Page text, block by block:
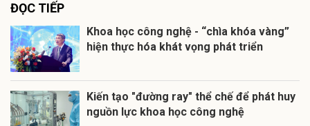
ĐỌC TIẾP
Khoa học công nghệ - “chìa khóa vàng”
hiện thực hóa khát vọng phát triển
Kiến tạo "đường ray" thể chế để phát huy
nguồn lực khoa học công nghệ